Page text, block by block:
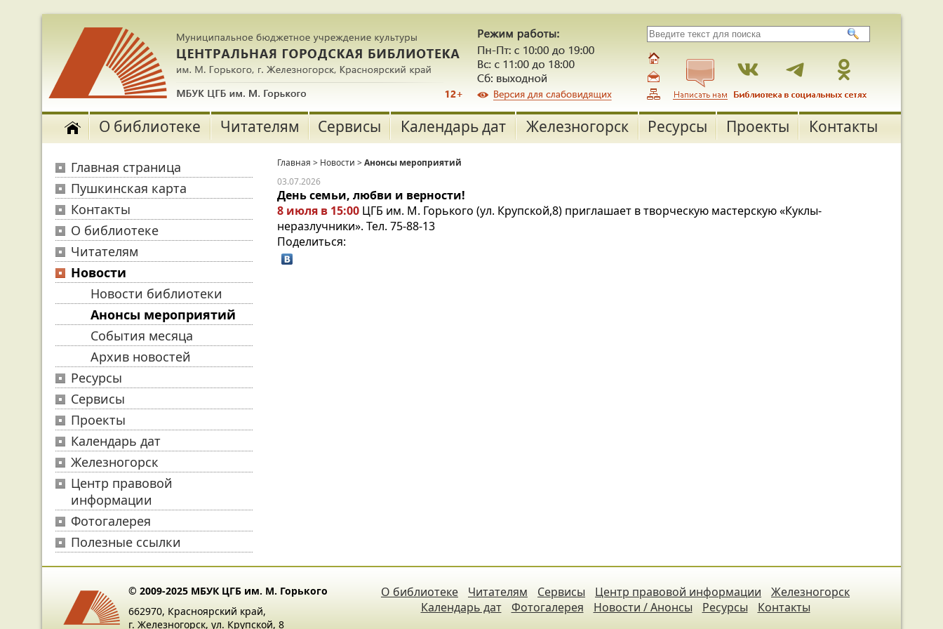
О библиотеке Читателям Сервисы Календарь дат Железногорск Ресурсы Проекты Контакты
Главная страница
Пушкинская карта
Контакты
О библиотеке
Читателям
Новости
Новости библиотеки
Анонсы мероприятий
События месяца
Архив новостей
Ресурсы
Сервисы
Проекты
Календарь дат
Железногорск
Центр правовой
информации
Фотогалерея
Полезные ссылки
Главная > Новости >Анонсы мероприятий
03.07.2026
День семьи, любви и верности!
8 июля в 15:00 ЦГБ им. М. Горького (ул. Крупской,8) приглашает в творческую мастерскую «Куклы-
неразлучники». Тел. 75-88-13
Поделиться:
© 2009-2025 МБУК ЦГБ им. М. Горького
662970, Красноярский край,
г. Железногорск, ул. Крупской, 8
О библиотеке Читателям Сервисы Центр правовой информации
Железногорск
Календарь дат
Фотогалерея Новости / Анонсы Ресурсы Контакты